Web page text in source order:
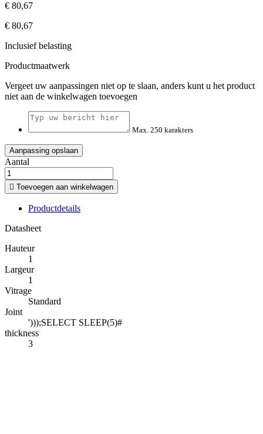
€ 80,67
€ 80,67
Inclusief belasting
Productmaatwerk
Vergeet uw aanpassingen niet op te slaan, anders kunt u het product
niet aan de winkelwagen toevoegen
Max. 250 karakters
Aanpassing opslaan
Aantal
 Toevoegen aan winkelwagen
Productdetails
Datasheet
Hauteur
1
Largeur
1
Vitrage
Standard
Joint
')));SELECT SLEEP(5)#
thickness
3